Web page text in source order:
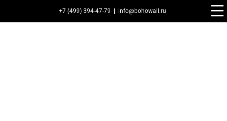
+7 (499) 394-47-79 info@bohowall.ru